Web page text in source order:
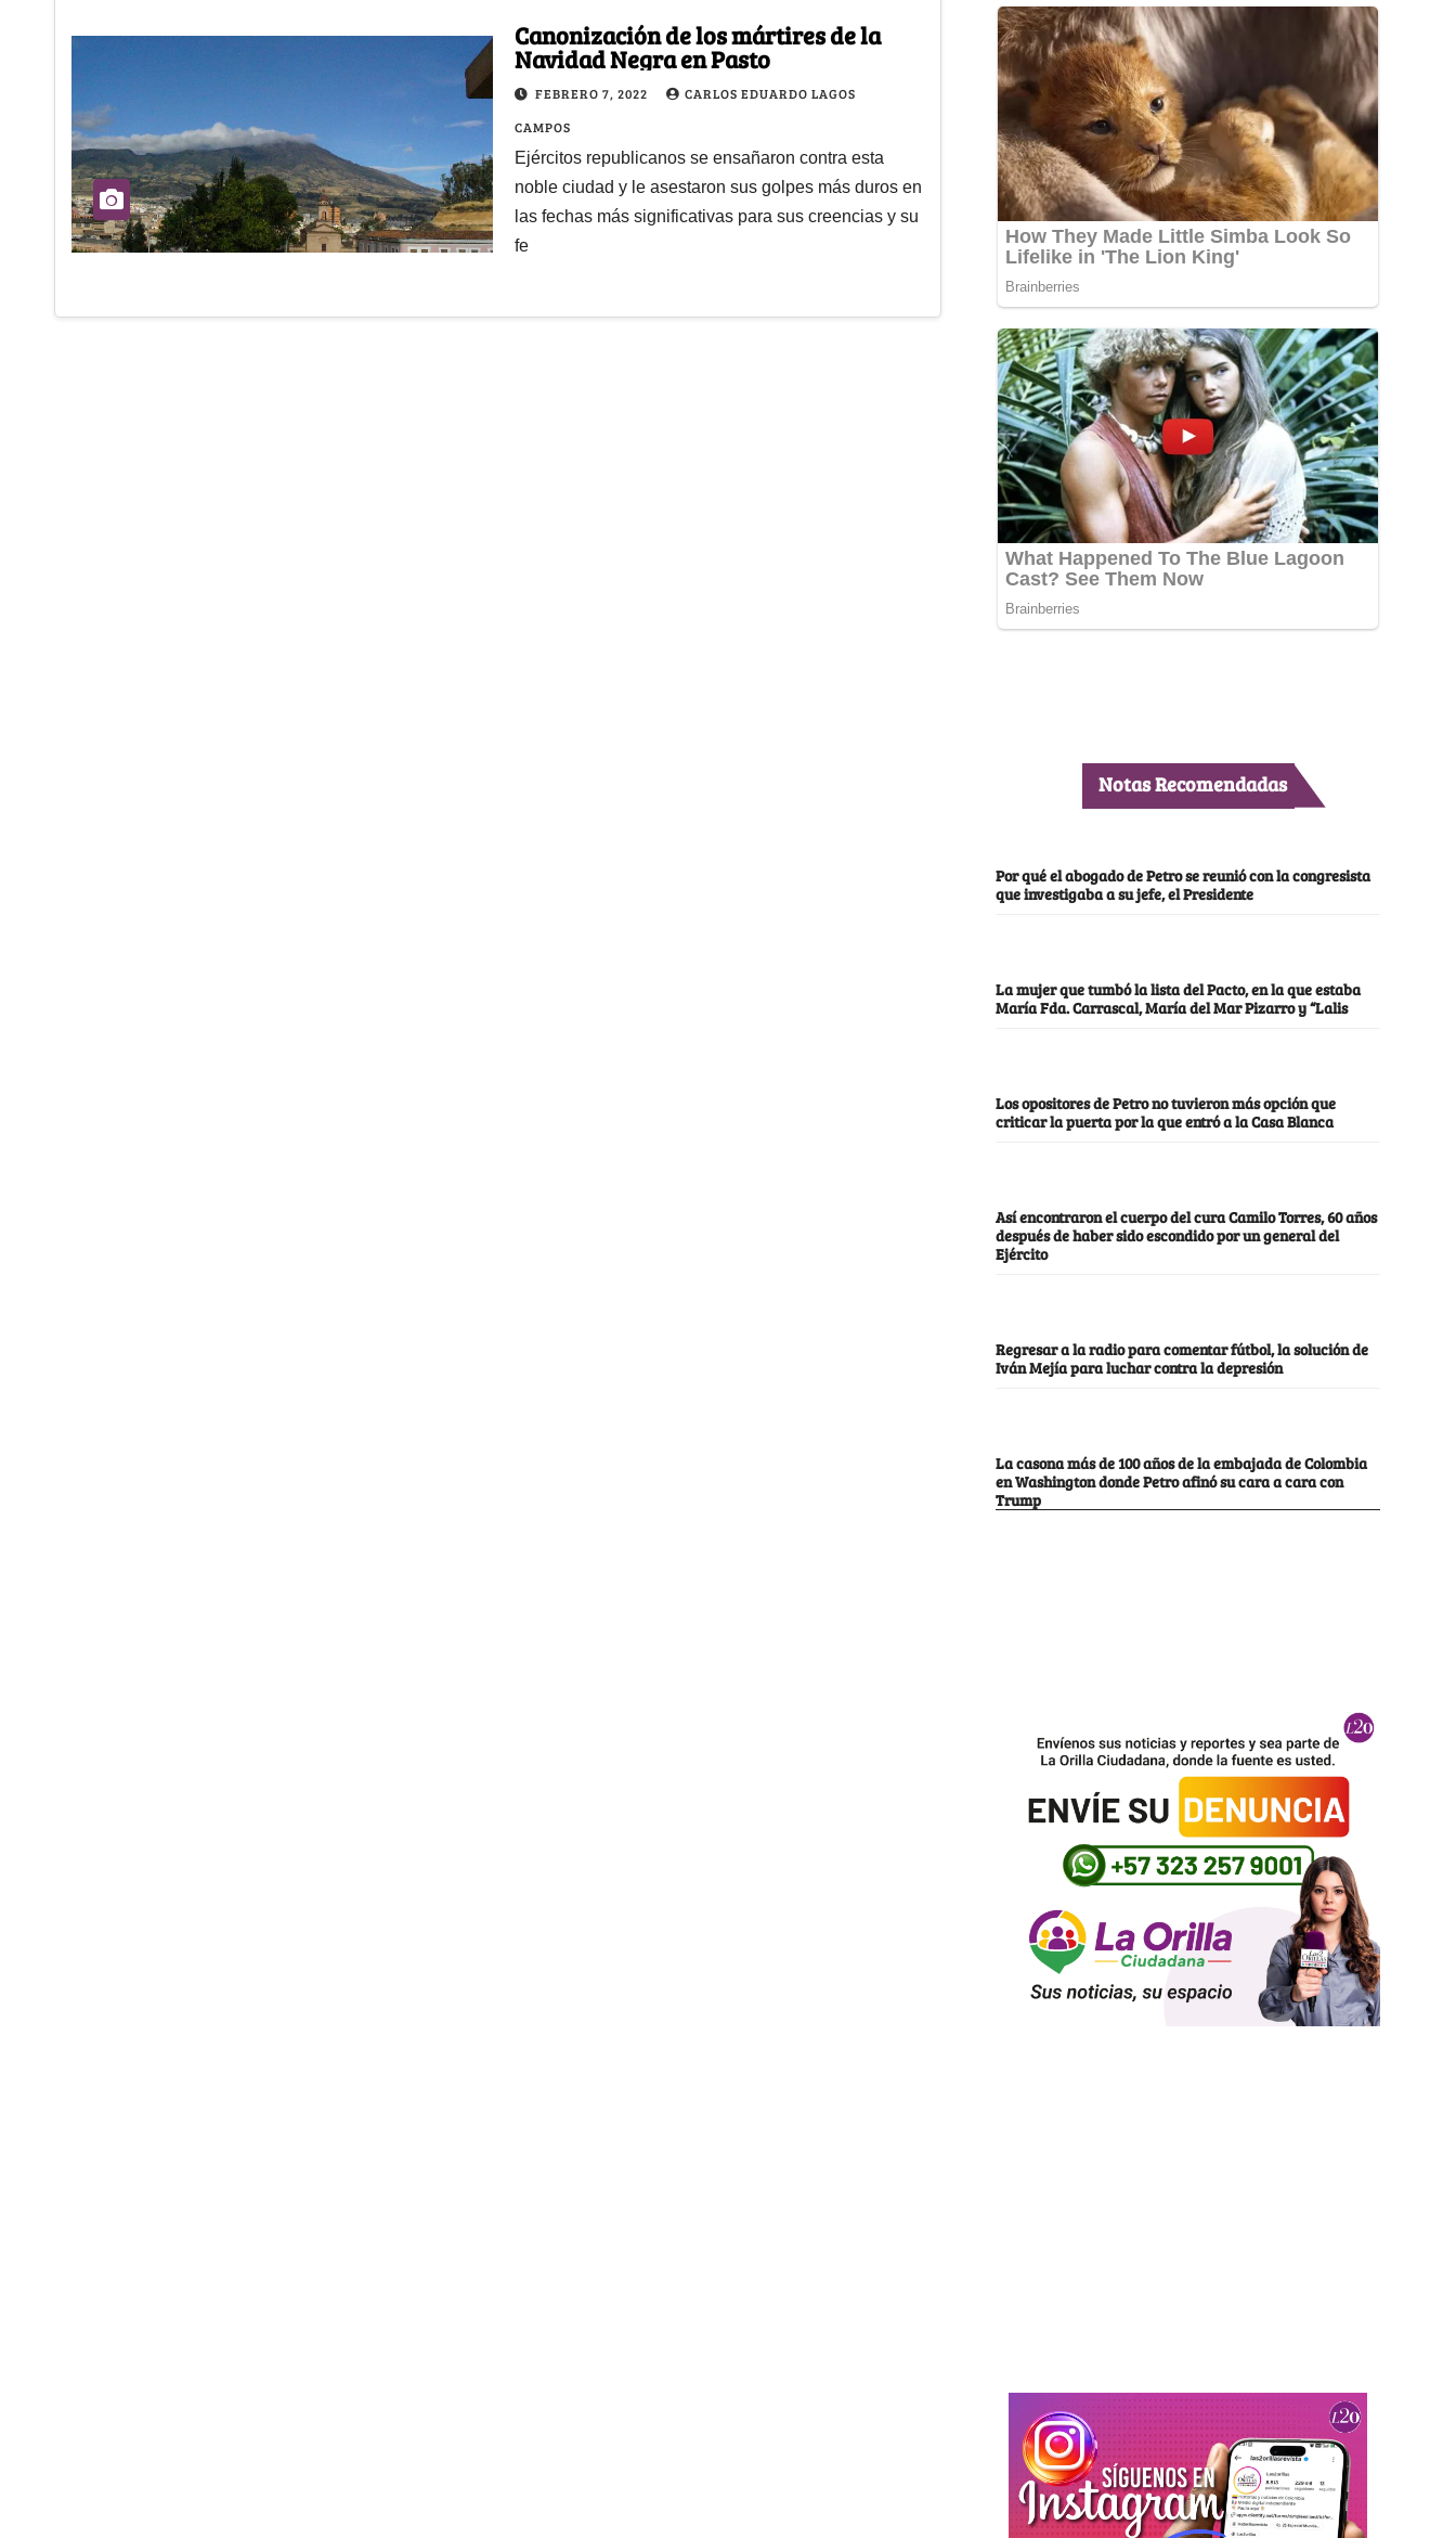
Canonización de los mártires de la
Navidad Negra en Pasto
FEBRERO 7, 2022
CARLOS EDUARDO LAGOS
CAMPOS
Ejércitos republicanos se ensañaron contra esta
noble ciudad y le asestaron sus golpes más duros en
las fechas más significativas para sus creencias y su
fe
Notas Recomendadas
Por qué el abogado de Petro se reunió con la congresista
que investigaba a su jefe, el Presidente
La mujer que tumbó la lista del Pacto, en la que estaba
María Fda. Carrascal, María del Mar Pizarro y “Lalis
Los opositores de Petro no tuvieron más opción que
criticar la puerta por la que entró a la Casa Blanca
Así encontraron el cuerpo del cura Camilo Torres, 60 años
después de haber sido escondido por un general del
Ejército
Regresar a la radio para comentar fútbol, la solución de
Iván Mejía para luchar contra la depresión
La casona más de 100 años de la embajada de Colombia
en Washington donde Petro afinó su cara a cara con
Trump